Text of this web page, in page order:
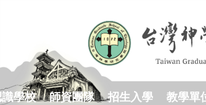
區
學校 師資團隊 招生入學 教學單